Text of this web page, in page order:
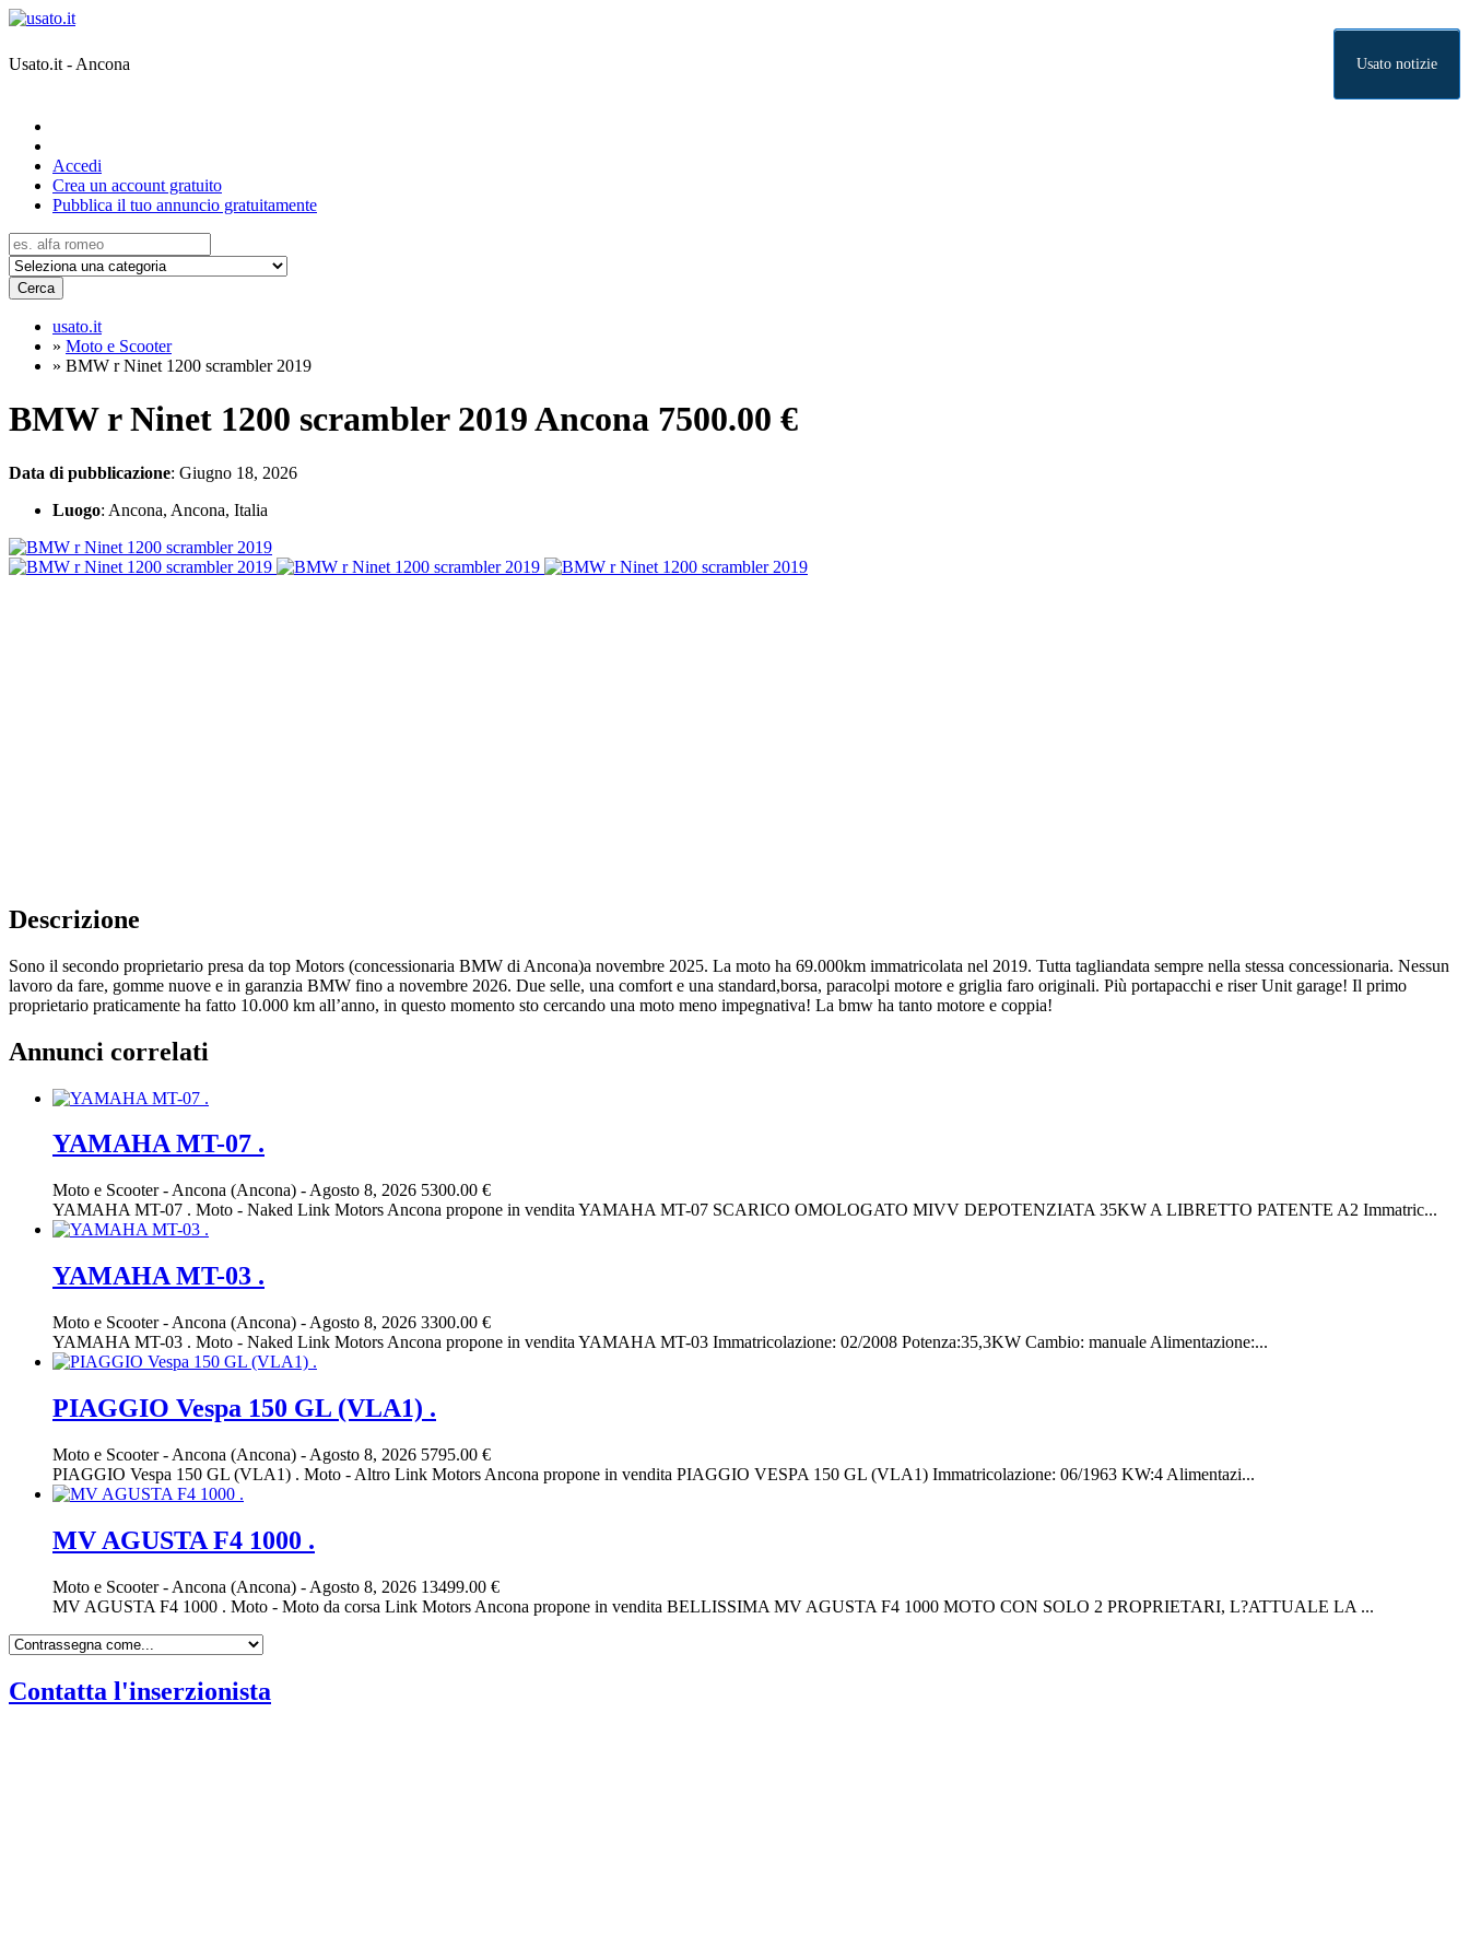
Usato.it - Ancona Usato notizie
Accedi
Crea un account gratuito
Pubblica il tuo annuncio gratuitamente
Cerca
usato.it
» Moto e Scooter
» BMW r Ninet 1200 scrambler 2019
BMW r Ninet 1200 scrambler 2019 Ancona 7500.00 €
Data di pubblicazione: Giugno 18, 2026
Luogo: Ancona, Ancona, Italia
Descrizione
Sono il secondo proprietario presa da top Motors (concessionaria BMW di Ancona)a novembre 2025. La moto ha 69.000km immatricolata nel 2019. Tutta tagliandata sempre nella stessa concessionaria. Nessun
lavoro da fare, gomme nuove e in garanzia BMW fino a novembre 2026. Due selle, una comfort e una standard,borsa, paracolpi motore e griglia faro originali. Più portapacchi e riser Unit garage! Il primo
proprietario praticamente ha fatto 10.000 km all’anno, in questo momento sto cercando una moto meno impegnativa! La bmw ha tanto motore e coppia!
Annunci correlati
YAMAHA MT-07 .
Moto e Scooter- Ancona (Ancona) - Agosto 8, 2026 5300.00 €
YAMAHA MT-07 . Moto - Naked Link Motors Ancona propone in vendita YAMAHA MT-07 SCARICO OMOLOGATO MIVV DEPOTENZIATA 35KW A LIBRETTO PATENTE A2 Immatric...
YAMAHA MT-03 .
Moto e Scooter- Ancona (Ancona) - Agosto 8, 2026 3300.00 €
YAMAHA MT-03 . Moto - Naked Link Motors Ancona propone in vendita YAMAHA MT-03 Immatricolazione: 02/2008 Potenza:35,3KW Cambio: manuale Alimentazione:...
PIAGGIO Vespa 150 GL (VLA1) .
Moto e Scooter- Ancona (Ancona) - Agosto 8, 2026 5795.00 €
PIAGGIO Vespa 150 GL (VLA1) . Moto - Altro Link Motors Ancona propone in vendita PIAGGIO VESPA 150 GL (VLA1) Immatricolazione: 06/1963 KW:4 Alimentazi...
MV AGUSTA F4 1000 .
Moto e Scooter- Ancona (Ancona) - Agosto 8, 2026 13499.00 €
MV AGUSTA F4 1000 . Moto - Moto da corsa Link Motors Ancona propone in vendita BELLISSIMA MV AGUSTA F4 1000 MOTO CON SOLO 2 PROPRIETARI, L?ATTUALE LA ...
Contatta l'inserzionista